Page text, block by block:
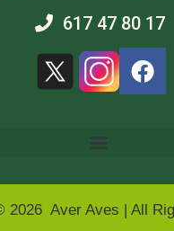
617 47 80 17
2026 Aver Aves | All